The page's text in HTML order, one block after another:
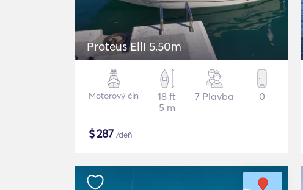
Proteus Elli 5.50m
Motorový čln
18 ft
5 m
7 Plavba 0
$287 /deň